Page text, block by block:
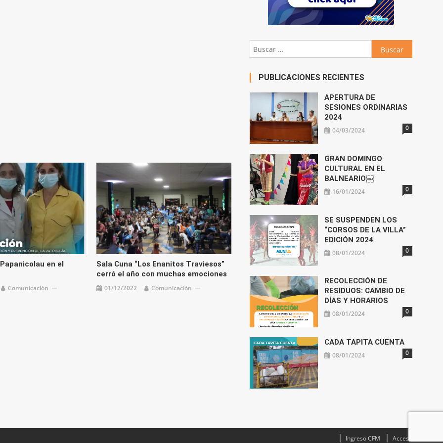
en el
Comunicación
Sala Cuna “Los Enanitos Traviesos”
cerró el año con muchas emociones
01/12/2022 Comunicación
Buscar:
PUBLICACIONES RECIENTES
APERTURA DE
SESIONES ORDINARIAS
2024
04/03/2024 0
GRAN DOMINGO
CULTURAL EN EL
BALNEARIO￼
16/01/2024 0
SE SUSPENDEN LOS
“CORSOS DE LA VILLA”
EDICIÓN 2024
08/01/2024 0
RECOLECCIÓN DE
RESIDUOS: CAMBIO DE
DÍAS Y HORARIOS
08/01/2024 0
CADA TAPITA CUENTA
08/01/2024 0
Ingreso CFM Acceso